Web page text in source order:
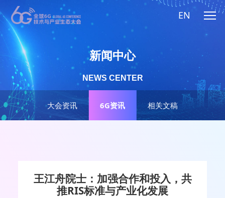
EN
大会资讯 6G资讯 相关文稿
新闻中心
NEWS CENTER
王江舟院士：加强合作和投入，共
推RIS标准与产业化发展